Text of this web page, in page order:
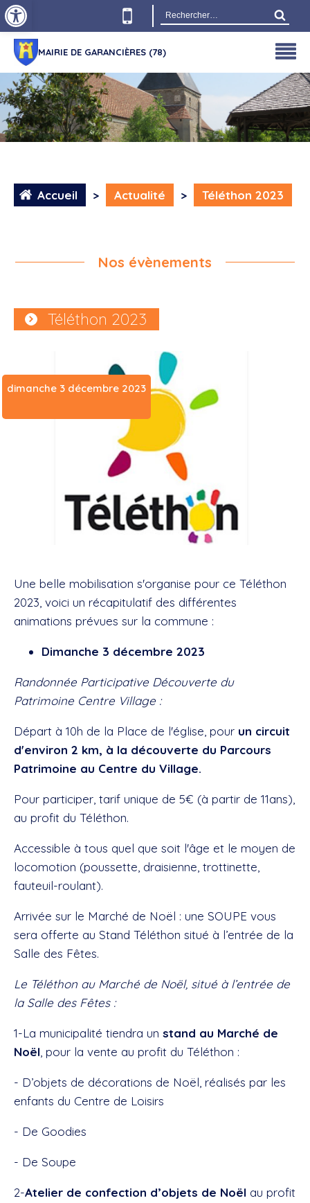
Rechercher :
MAIRIE DE GARANCIÈRES (78)
Accueil > Actualité > Téléthon 2023
Nos évènements
Téléthon 2023
dimanche 3 décembre 2023
Une belle mobilisation s'organise pour ce Téléthon
2023, voici un récapitulatif des différentes
animations prévues sur la commune :
Dimanche 3 décembre 2023
Randonnée Participative Découverte du
Patrimoine Centre Village :
Départ à 10h de la Place de l'église, pour un circuit
d'environ 2 km, à la découverte du Parcours
Patrimoine au Centre du Village.
Pour participer, tarif unique de 5€ (à partir de 11ans),
au profit du Téléthon.
Accessible à tous quel que soit l'âge et le moyen de
locomotion (poussette, draisienne, trottinette,
fauteuil-roulant).
Arrivée sur le Marché de Noël : une SOUPE vous
sera offerte au Stand Téléthon situé à l’entrée de la
Salle des Fêtes.
Le Téléthon au Marché de Noël, situé à l’entrée de
la Salle des Fêtes :
1-La municipalité tiendra un stand au Marché de
Noël , pour la vente au profit du Téléthon :
- D’objets de décorations de Noël, réalisés par les
enfants du Centre de Loisirs
- De Goodies
- De Soupe
2-Atelier de confection d’objets de Noël au profit